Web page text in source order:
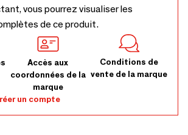
vous pourrez visualiser les
de ce produit.
Accès aux
coordonnées de la
marque
Conditions de
vente de la marque
un compte